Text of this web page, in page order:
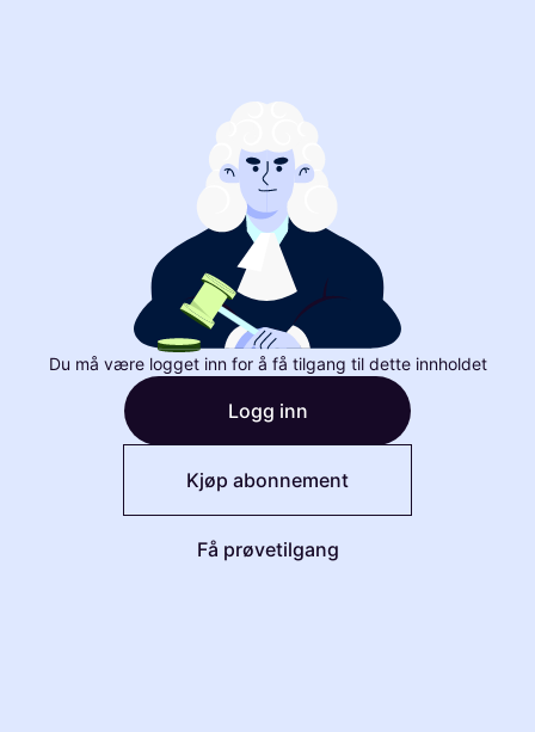
Du må være logget inn for å få tilgang til dette innholdet
Logg inn
Kjøp abonnement
Få prøvetilgang